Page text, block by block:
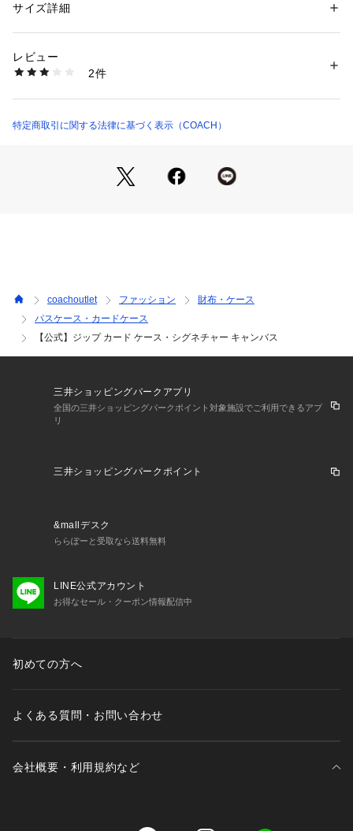
・シグネチャー コーテッド キャンバス
・オープン ポケット
・ジップ付き仕切りポケット
※ご使用のパソコンやスマートフォンの画面設定や機種により
【COACHについて】コーチは80年以上の歴史を誇るライフス
タイルブランドです。ジェンダーレスに使えるデザインも豊富
性別：レディース
商品番号：
CW883#IMXAQ （ショップ）
サイズ詳細
レビュー
2件
特定商取引に関する法律に基づく表示（COACH）
coachoutlet ファッション
財布・ケース
パスケース・カードケース
【公式】ジップ カード ケース・シグネチャー キャンバス
三井ショッピングパークアプリ
全国の三井ショッピングパークポイント対象施設でご利用できるアプ
リ
三井ショッピングパークポイント
&mallデスク
ららぽーと受取なら送料無料
LINE公式アカウント
お得なセール・クーポン情報配信中
初めての方へ
よくある質問・お問い合わせ
会社概要・利用規約など